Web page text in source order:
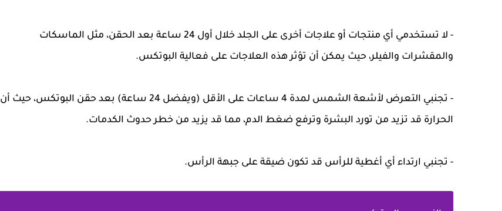
- لا تستخدمي أي منتجات أو علاجات أخرى على الجلد خلال أول 24 ساعة بعد الحقن، مثل الماسكات
والمقشرات والفيلر، حيث يمكن أن تؤثر هذه العلاجات على فعالية البوتكس.
- تجنبي التعرض لأشعة الشمس لمدة 4 ساعات على الأقل (ويفضل 24 ساعة) بعد حقن البوتكس، حيث أن
الحرارة قد تزيد من تورد البشرة وترفع ضغط الدم، مما قد يزيد من خطر حدوث الكدمات.
- تجنبي ارتداء أي أغطية للرأس قد تكون ضيقة على جبهة الرأس.